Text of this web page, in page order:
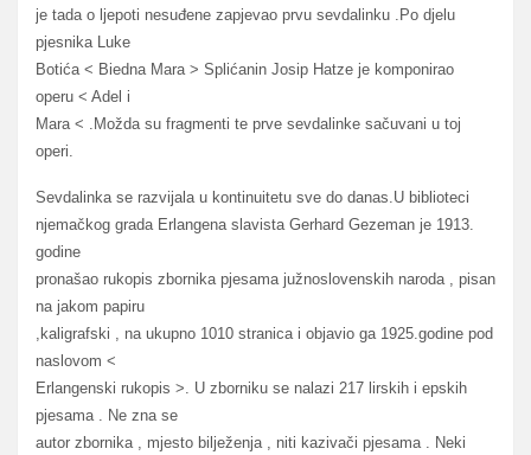
je tada o ljepoti nesuđene zapjevao prvu sevdalinku .Po djelu
pjesnika Luke
Botića < Biedna Mara > Splićanin Josip Hatze je komponirao
operu < Adel i
Mara < .Možda su fragmenti te prve sevdalinke sačuvani u toj
operi.
Sevdalinka se razvijala u kontinuitetu sve do danas.U biblioteci
njemačkog grada Erlangena slavista Gerhard Gezeman je 1913.
godine
pronašao rukopis zbornika pjesama južnoslovenskih naroda , pisan
na jakom papiru
,kaligrafski , na ukupno 1010 stranica i objavio ga 1925.godine pod
naslovom <
Erlangenski rukopis >. U zborniku se nalazi 217 lirskih i epskih
pjesama . Ne zna se
autor zbornika , mjesto bilježenja , niti kazivači pjesama . Neki